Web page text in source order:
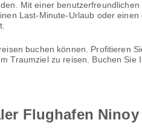
Mit einer benutzerfreundlichen
Last-Minute-Urlaub oder
buchen können. Profitieren
Traumziel zu reisen. Buchen Sie
Flughafen